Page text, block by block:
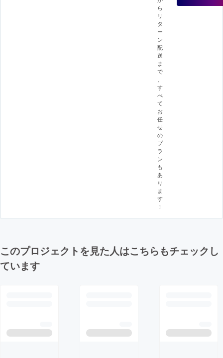
ら
リ
タ
ー
ン
配
送
ま
で
、
す
べ
て
お
任
せ
の
プ
ラ
ン
も
あ
り
ま
す
！
このプロジェクトを見た人はこちらもチェックし
ています